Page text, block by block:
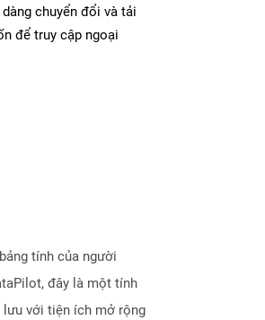
chuyển đổi và tải
để truy cập ngoại
tính của người
đây là một tính
lưu với tiện ích mở rộng